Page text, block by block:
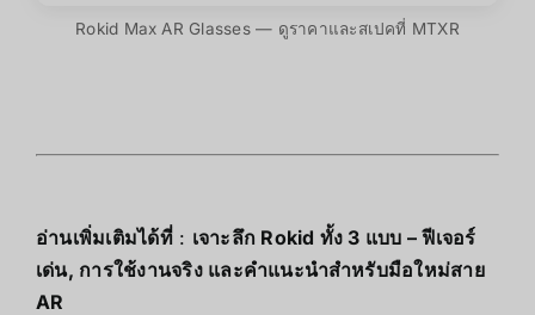
Rokid Max AR Glasses — ดูราคาและสเปคที่ MTXR
อ่านเพิ่มเติมได้ที่: เจาะลึก Rokid ทั้ง 3 แบบ – ฟีเจอร์
เด่น, การใช้งานจริง และคำแนะนำสำหรับมือใหม่สาย
AR